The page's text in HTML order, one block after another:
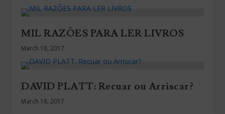
MIL RAZÕES PARA LER LIVROS
March 18, 2017
DAVID PLATT: Recuar ou Arriscar?
March 18, 2017